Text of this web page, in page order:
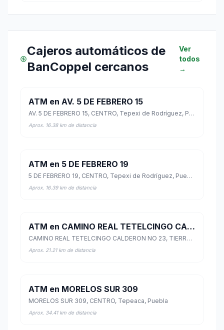
Cajeros automáticos de
BanCoppel cercanos
Ver
todos
→
ATM en AV. 5 DE FEBRERO 15
AV. 5 DE FEBRERO 15, CENTRO, Tepexi de Rodríguez, Puebla
Aprox. 16.38 km de distancia
ATM en 5 DE FEBRERO 19
5 DE FEBRERO 19, CENTRO, Tepexi de Rodríguez, Puebla
Aprox. 16.39 km de distancia
ATM en CAMINO REAL TETELCINGO CALDERON NO 23
CAMINO REAL TETELCINGO CALDERON NO 23, TIERRA LARGA, Amacuzac, Morelos
Aprox. 21.21 km de distancia
ATM en MORELOS SUR 309
MORELOS SUR 309, CENTRO, Tepeaca, Puebla
Aprox. 34.41 km de distancia